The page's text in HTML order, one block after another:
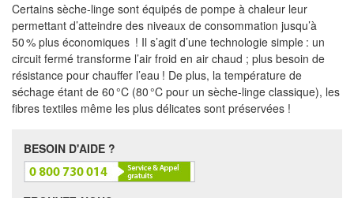
Certains sèche-linge sont équipés de pompe à chaleur leur
permettant d’atteindre des niveaux de consommation jusqu’à
50 % plus économiques ! Il s’agit d’une technologie simple : un
circuit fermé transforme l’air froid en air chaud ; plus besoin de
résistance pour chauffer l’eau ! De plus, la température de
séchage étant de 60 °C (80 °C pour un sèche-linge classique), les
fibres textiles même les plus délicates sont préservées !
BESOIN D'AIDE ?